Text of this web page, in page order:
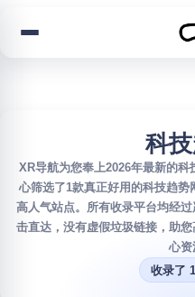
科
XR导航为您奉上2026年最新的
心筛选了1款真正好用的科技趋
高人气站点。所有收录平台均经
击直达，没有虚假垃圾链接，助
心资
收录了